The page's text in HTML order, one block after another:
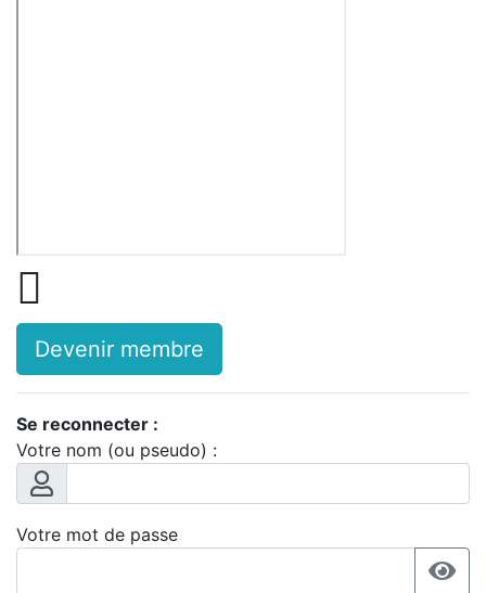

Devenir membre
Se reconnecter :
Votre nom (ou pseudo) :
Votre mot de passe